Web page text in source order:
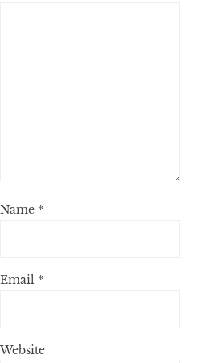
Name *
Email *
Website